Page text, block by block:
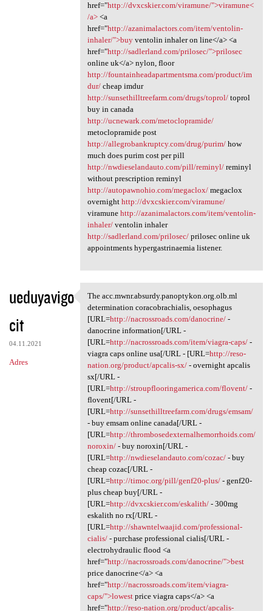
href="http://dvxcskier.com/viramune/">viramune<
/a><a
href="http://azanimalactors.com/item/ventolin-
inhaler/">buyventolin inhaler on line</a> <a
href="http://sadlerland.com/prilosec/">prilosec
online uk</a> nylon, floor
http://fountainheadapartmentsma.com/product/im
dur/cheap imdur
http://sunsethilltreefarm.com/drugs/toprol/toprol
buy in canada
http://ucnewark.com/metoclopramide/
metoclopramide post
http://allegrobankruptcy.com/drug/purim/how
much does purim cost per pill
http://nwdieselandauto.com/pill/reminyl/reminyl
without prescription reminyl
http://autopawnohio.com/megaclox/megaclox
overnight http://dvxcskier.com/viramune/
viramune http://azanimalactors.com/item/ventolin-
inhaler/ventolin inhaler
http://sadlerland.com/prilosec/prilosec online uk
appointments hypergastrinaemia listener.
ueduyavigo
cit
04.11.2021
Adres
The acc.mwnr.absurdy
The acc.mwnr.absurdy.panoptykon.org.olb.ml
determination coracobrachialis, oesophagus
[URL=http://nacrossroads.com/danocrine/-
danocrine information[/URL -
[URL=http://nacrossroads.com/item/viagra-caps/-
viagra caps online usa[/URL - [URL=http://reso-
nation.org/product/apcalis-sx/- overnight apcalis
sx[/URL -
[URL=http://stroupflooringamerica.com/flovent/-
flovent[/URL -
[URL=http://sunsethilltreefarm.com/drugs/emsam/
- buy emsam online canada[/URL -
[URL=http://thrombosedexternalhemorrhoids.com/
noroxin/- buy noroxin[/URL -
[URL=http://nwdieselandauto.com/cozac/- buy
cheap cozac[/URL -
[URL=http://timoc.org/pill/genf20-plus/- genf20-
plus cheap buy[/URL -
[URL=http://dvxcskier.com/eskalith/- 300mg
eskalith no rx[/URL -
[URL=http://shawntelwaajid.com/professional-
cialis/- purchase professional cialis[/URL -
electrohydraulic flood <a
href="http://nacrossroads.com/danocrine/">best
price danocrine</a> <a
href="http://nacrossroads.com/item/viagra-
caps/">lowestprice viagra caps</a> <a
href="http://reso-nation.org/product/apcalis-